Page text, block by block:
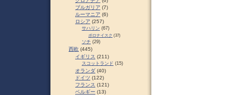
ブルガリア (7)
ルーマニア (6)
ロシア (257)
サハリン (67)
ポロナイスク (37)
ソチ (29)
西欧 (445)
イギリス (211)
スコットランド (15)
オランダ (40)
ドイツ (122)
フランス (121)
ベルギー (13)